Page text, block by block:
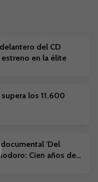
del CD
en la élite
los 11.600
'Del
Cien años de